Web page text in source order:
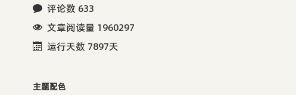
评论数 633
文章阅读量 1960297
运行天数 7897天
主题配色